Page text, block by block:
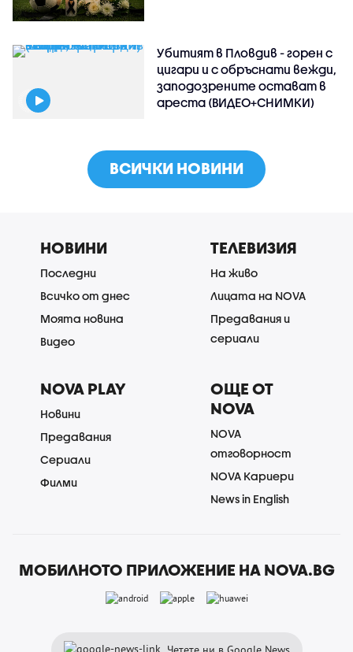
Убитият в Пловдив - горен с
цигари и с обръснати вежди,
заподозрените остават в
ареста (ВИДЕО+СНИМКИ)
ВСИЧКИ НОВИНИ
НОВИНИ
Последни
Всичко от днес
Моята новина
Видео
ТЕЛЕВИЗИЯ
На живо
Лицата на NOVA
Предавания и
сериали
NOVA PLAY
Новини
Предавания
Сериали
Филми
ОЩЕ ОТ
NOVA
NOVA
отговорност
NOVA Кариери
News in English
МОБИЛНОТО ПРИЛОЖЕНИЕ НА NOVA.BG